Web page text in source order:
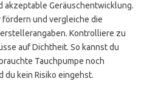
akzeptable Geräuschentwicklung.
fördern und vergleiche die
Kontrolliere zu
auf Dichtheit. So kannst du
Tauchpumpe noch
du kein Risiko eingehst.